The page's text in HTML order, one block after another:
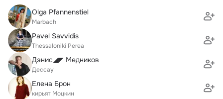
Olga Pfannenstiel
Marbach
Pavel Savvidis
Thessaloniki Perea
Дэнис◢◤ Медников
Дессау
Елена Брон
кирьят Моцкин